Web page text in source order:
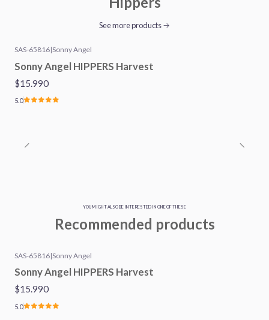
See more products
SAS-65816|Sonny Angel
Sonny Angel HIPPERS Harvest
$15.990
5.0
YOU MIGHT ALSO BE INTERESTED IN ONE OF THESE
Recommended products
SAS-65816|Sonny Angel
Sonny Angel HIPPERS Harvest
$15.990
5.0